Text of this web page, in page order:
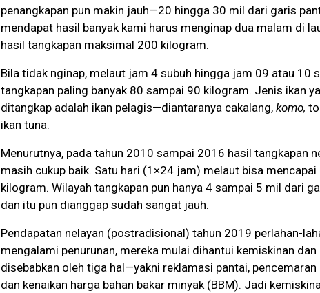
penangkapan pun makin jauh—20 hingga 30 mil dari garis
mendapat hasil banyak kami harus menginap dua malam di
hasil tangkapan maksimal 200 kilogram.
Bila tidak nginap, melaut jam 4 subuh hingga jam 09 atau 10
tangkapan paling banyak 80 sampai 90 kilogram. Jenis ikan
ditangkap adalah ikan pelagis—diantaranya cakalang, komo,
ikan tuna.
Menurutnya, pada tahun 2010 sampai 2016 hasil tangkapan
masih cukup baik. Satu hari (1×24 jam) melaut bisa
kilogram. Wilayah tangkapan pun hanya 4 sampai 5 mil dari
dan itu pun dianggap sudah sangat jauh.
Pendapatan nelayan (postradisional) tahun 2019 perlahan-
mengalami penurunan, mereka mulai dihantui kemiskinan dan
disebabkan oleh tiga hal—yakni reklamasi pantai, pencemaran
dan kenaikan harga bahan bakar minyak (BBM). Jadi